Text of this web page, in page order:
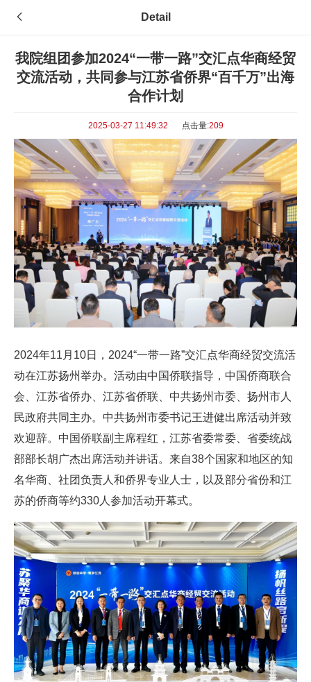
Detail
我院组团参加2024“一带一路”交汇点华商经贸
交流活动，共同参与江苏省侨界“百千万”出海
合作计划
2025-03-27 11:49:32 点击量:209
2024年11月10日，2024“一带一路”交汇点华商经贸交流活
动在江苏扬州举办。活动由中国侨联指导，中国侨商联合
会、江苏省侨办、江苏省侨联、中共扬州市委、扬州市人
民政府共同主办。中共扬州市委书记王进健出席活动并致
欢迎辞。中国侨联副主席程红，江苏省委常委、省委统战
部部长胡广杰出席活动并讲话。来自38个国家和地区的知
名华商、社团负责人和侨界专业人士，以及部分省份和江
苏的侨商等约330人参加活动开幕式。